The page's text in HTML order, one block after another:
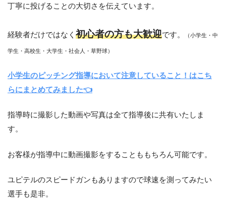
丁寧に投げることの大切さを伝えています。
経験者だけではなく 初心者の方も大歓迎です。 （小学生・中
学生・高校生・大学生・社会人・草野球）
小学生のピッチング指導において注意していること！はこち
らにまとめてみました👈
指導時に撮影した動画や写真は全て指導後に共有いたしま
す。
お客様が指導中に動画撮影をすることももちろん可能です。
ユピテルのスピードガンもありますので球速を測ってみたい
選手も是非。